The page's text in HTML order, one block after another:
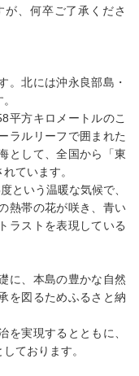
、何卒ご了承くださ
。北には沖永良部島・
平方キロメートルのこ
ラルリーフで囲まれた
として、全国から「東
ています。
という温暖な気候で、
熱帯の花が咲き、青い
ラストを表現している
に、本島の豊かな自然
を図るためふるさと納
を実現するとともに、
ております。